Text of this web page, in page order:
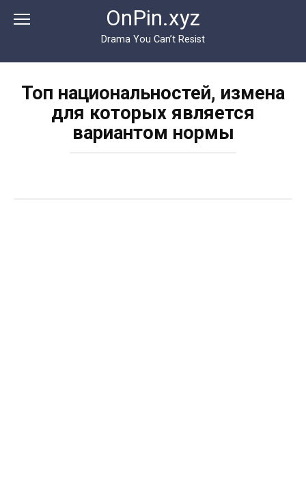
OnPin.xyz
Drama You Can’t Resist
Топ национальностей, измена
для которых является
вариантом нормы